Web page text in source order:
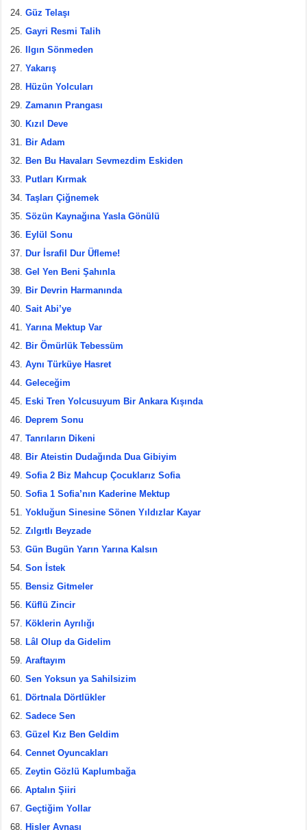
Güz Telaşı
Gayri Resmi Talih
Ilgın Sönmeden
Yakarış
Hüzün Yolcuları
Zamanın Prangası
Kızıl Deve
Bir Adam
Ben Bu Havaları Sevmezdim Eskiden
Putları Kırmak
Taşları Çiğnemek
Sözün Kaynağına Yasla Gönülü
Eylül Sonu
Dur İsrafil Dur Üfleme!
Gel Yen Beni Şahınla
Bir Devrin Harmanında
Sait Abi’ye
Yarına Mektup Var
Bir Ömürlük Tebessüm
Aynı Türküye Hasret
Geleceğim
Eski Tren Yolcusuyum Bir Ankara Kışında
Deprem Sonu
Tanrıların Dikeni
Bir Ateistin Dudağında Dua Gibiyim
Sofia 2 Biz Mahcup Çocuklarız Sofia
Sofia 1 Sofia’nın Kaderine Mektup
Yokluğun Sinesine Sönen Yıldızlar Kayar
Zılgıtlı Beyzade
Gün Bugün Yarın Yarına Kalsın
Son İstek
Bensiz Gitmeler
Küflü Zincir
Köklerin Ayrılığı
Lâl Olup da Gidelim
Araftayım
Sen Yoksun ya Sahilsizim
Dörtnala Dörtlükler
Sadece Sen
Güzel Kız Ben Geldim
Cennet Oyuncakları
Zeytin Gözlü Kaplumbağa
Aptalın Şiiri
Geçtiğim Yollar
Hisler Aynası